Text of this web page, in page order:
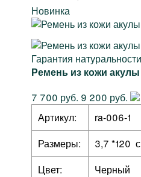
Новинка
Гарантия
Ремень из кожи
7 700 руб. 9 200 руб.
Артикул:
ra-006-1
Размеры:
3,7 *120
Цвет:
Черный